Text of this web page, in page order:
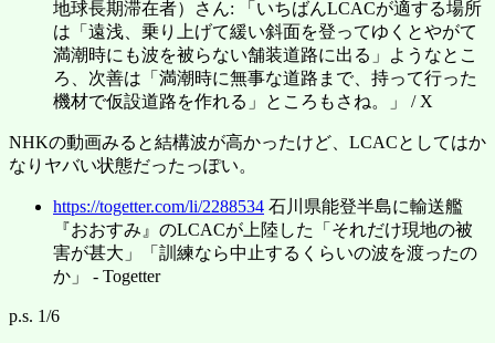
地球長期滞在者）さん: 「いちばんLCACが適する場所
は「遠浅、乗り上げて緩い斜面を登ってゆくとやがて
満潮時にも波を被らない舗装道路に出る」ようなとこ
ろ、次善は「満潮時に無事な道路まで、持って行った
機材で仮設道路を作れる」ところもさね。」 / X
NHKの動画みると結構波が高かったけど、LCACとしてはか
なりヤバい状態だったっぽい。
https://togetter.com/li/2288534 石川県能登半島に輸送艦
『おおすみ』のLCACが上陸した「それだけ現地の被
害が甚大」「訓練なら中止するくらいの波を渡ったの
か」 - Togetter
p.s. 1/6